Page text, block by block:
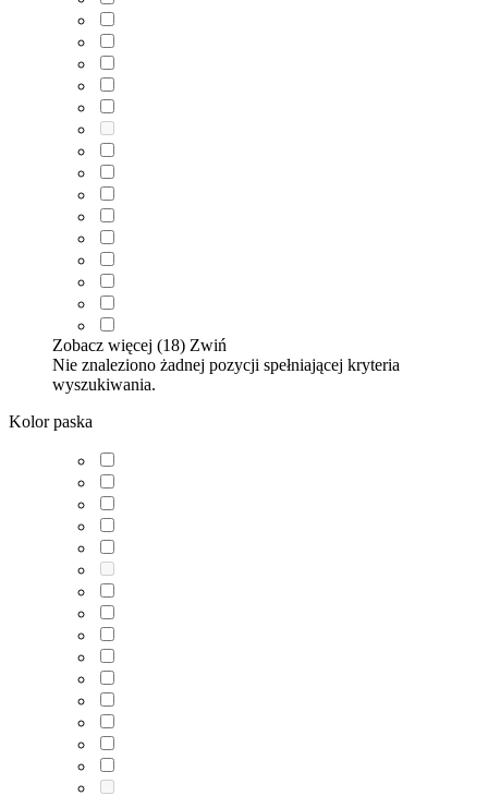
Zobacz więcej (18) Zwiń
Nie znaleziono żadnej pozycji spełniającej kryteria
wyszukiwania.
Kolor paska